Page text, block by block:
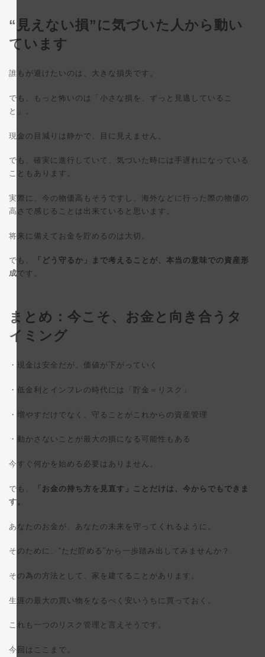
“見えない損”に気づいた人から動い
ています
誰もが避けたいのは、大きな損失です。
でも、もっと怖いのは「小さな損を、ずっと見逃しているこ
と」。
現金の目減りは静かで、目に見えません。
でも、確実に進行していて、気づいた時には手遅れになっている
こともあります。
実際に、今の物価高もそうですし、海外などに行った際の物価の
高さで感じることは出来ていると思います。
将来に備えてお金を貯めるのは大切。
でも、
「どう守るか」まで考えることが、本当の意味での資産形
成です。
まとめ：今こそ、お金と向き合うタ
イミング
・現金は安全だが、価値が下がっていく
・低金利とインフレの時代には「貯金＝リスク」
・増やすだけでなく、守ることがこれからの資産管理
・動かさないことが最大の損になる可能性もある
今すぐ何かを始める必要はありません。
でも、
「お金の持ち方を見直す」ことだけは、今からでもできま
す。
あなたのお金が、あなたの未来を守ってくれるように。
そのために、“ただ貯める”から一歩踏み出してみませんか？
その為の方法として、家を建てることがあります。
生涯の最大の買い物をなるべく安いうちに買っておく。
これも一つのリスク管理と言えそうです。
今回はここまで。